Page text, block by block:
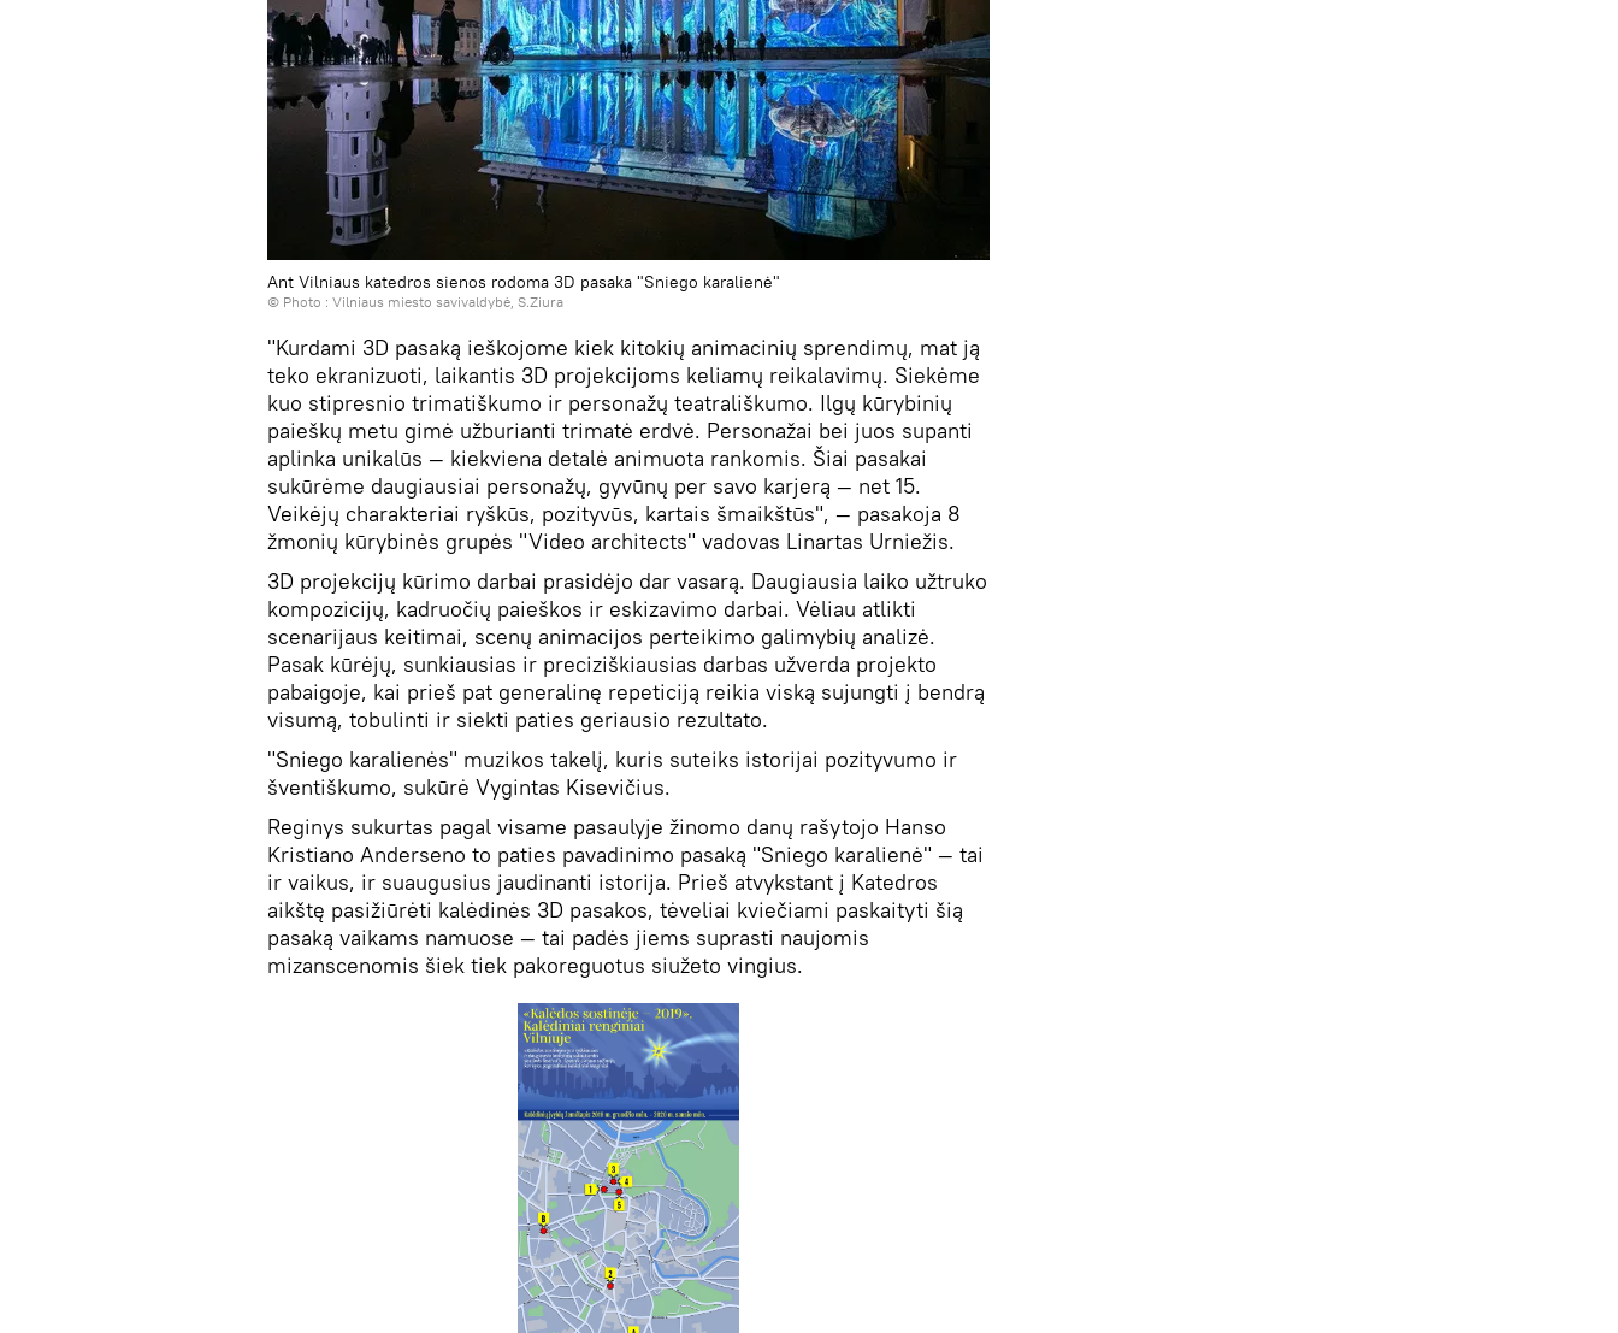
Ant Vilniaus katedros sienos rodoma 3D pasaka "Sniego karalienė"
© Photo : Vilniaus miesto savivaldybė, S.Ziura
"Kurdami 3D pasaką ieškojome kiek kitokių animacinių sprendimų, mat ją
teko ekranizuoti, laikantis 3D projekcijoms keliamų reikalavimų. Siekėme
kuo stipresnio trimatiškumo ir personažų teatrališkumo. Ilgų kūrybinių
paieškų metu gimė užburianti trimatė erdvė. Personažai bei juos supanti
aplinka unikalūs — kiekviena detalė animuota rankomis. Šiai pasakai
sukūrėme daugiausiai personažų, gyvūnų per savo karjerą — net 15.
Veikėjų charakteriai ryškūs, pozityvūs, kartais šmaikštūs", — pasakoja 8
žmonių kūrybinės grupės "Video architects" vadovas Linartas Urniežis.
3D projekcijų kūrimo darbai prasidėjo dar vasarą. Daugiausia laiko užtruko
kompozicijų, kadruočių paieškos ir eskizavimo darbai. Vėliau atlikti
scenarijaus keitimai, scenų animacijos perteikimo galimybių analizė.
Pasak kūrėjų, sunkiausias ir preciziškiausias darbas užverda projekto
pabaigoje, kai prieš pat generalinę repeticiją reikia viską sujungti į bendrą
visumą, tobulinti ir siekti paties geriausio rezultato.
"Sniego karalienės" muzikos takelį, kuris suteiks istorijai pozityvumo ir
šventiškumo, sukūrė Vygintas Kisevičius.
Reginys sukurtas pagal visame pasaulyje žinomo danų rašytojo Hanso
Kristiano Anderseno to paties pavadinimo pasaką "Sniego karalienė" — tai
ir vaikus, ir suaugusius jaudinanti istorija. Prieš atvykstant į Katedros
aikštę pasižiūrėti kalėdinės 3D pasakos, tėveliai kviečiami paskaityti šią
pasaką vaikams namuose — tai padės jiems suprasti naujomis
mizanscenomis šiek tiek pakoreguotus siužeto vingius.